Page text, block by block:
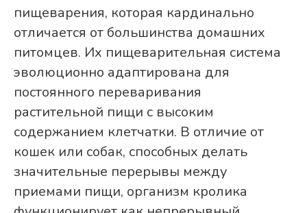
пищеварения, которая кардинально
отличается от большинства домашних
питомцев. Их пищеварительная система
эволюционно адаптирована для
постоянного переваривания
растительной пищи с высоким
содержанием клетчатки. В отличие от
кошек или собак, способных делать
значительные перерывы между
приемами пищи, организм кролика